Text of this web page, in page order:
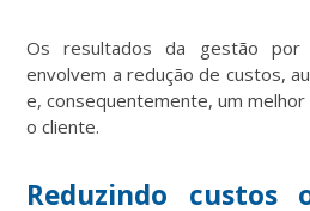
Os resultados da gestão por
envolvem a redução de custos,
e, consequentemente, um
o cliente.
Reduzindo custos